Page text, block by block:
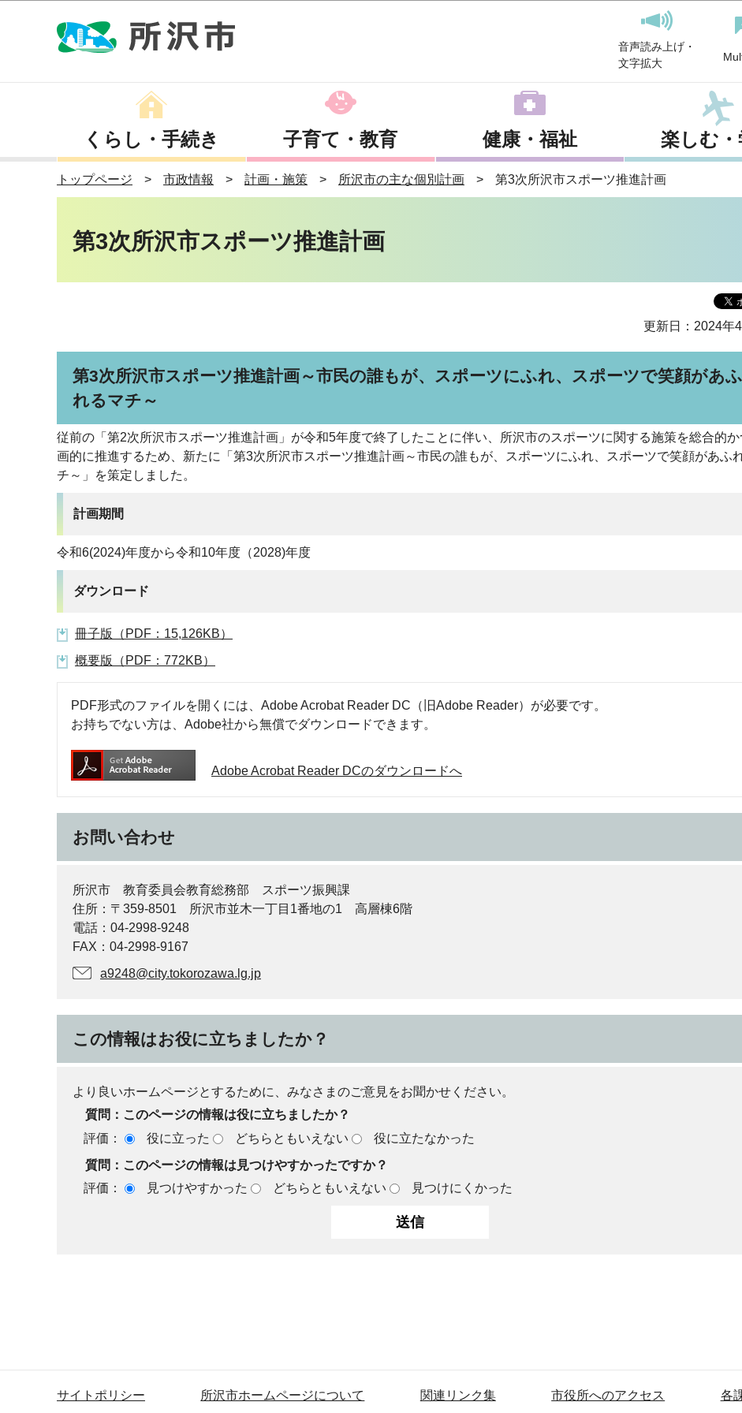
音声読み上げ・
文字拡大
くらし・手続き 子育て・教育 健康・福祉 楽しむ・
トップページ 市政情報 計画・施策 所沢市の主な個別計画 第3次所沢市スポーツ推進計画
第3次所沢市スポーツ推進計画
更新日：2024年
第3次所沢市スポーツ推進計画～市民の誰もが、スポーツにふれ、スポーツで笑顔があふ
れるマチ～
従前の「第2次所沢市スポーツ推進計画」が令和5年度で終了したことに伴い、所沢市のスポーツに関する施策を総合的
画的に推進するため、新たに「第3次所沢市スポーツ推進計画～市民の誰もが、スポーツにふれ、スポーツで笑顔があふ
チ～」を策定しました。
計画期間
令和6(2024)年度から令和10年度（2028)年度
ダウンロード
冊子版（PDF：15,126KB）
概要版（PDF：772KB）
PDF形式のファイルを開くには、Adobe Acrobat Reader DC（旧Adobe Reader）が必要です。
お持ちでない方は、Adobe社から無償でダウンロードできます。
Adobe Acrobat Reader DCのダウンロードへ
お問い合わせ
所沢市 教育委員会教育総務部 スポーツ振興課
住所：〒359-8501 所沢市並木一丁目1番地の1 高層棟6階
電話：04-2998-9248
FAX：04-2998-9167
a9248@city.tokorozawa.lg.jp
この情報はお役に立ちましたか？
より良いホームページとするために、みなさまのご意見をお聞かせください。
質問：このページの情報は役に立ちましたか？
評価：
役に立った どちらともいえない
役に立たなかった
質問：このページの情報は見つけやすかったですか？
評価：
見つけやすかった どちらともいえない 見つけにくかった
サイトポリシー 所沢市ホームページについて 関連リンク集 市役所へのアクセス 各